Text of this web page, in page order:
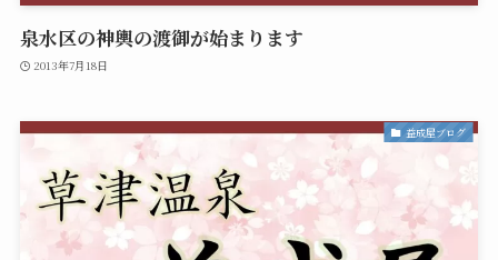
泉水区の神輿の渡御が始まります
2013年7月18日
益成屋ブログ